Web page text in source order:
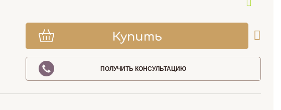
ПОЛУЧИТЬ КОНСУЛЬТАЦИЮ